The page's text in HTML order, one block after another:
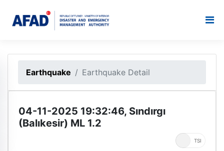
Earthquake Earthquake Detail
04-11-2025 19:32:46, Sındırgı
(Balıkesir) ML 1.2
TSI